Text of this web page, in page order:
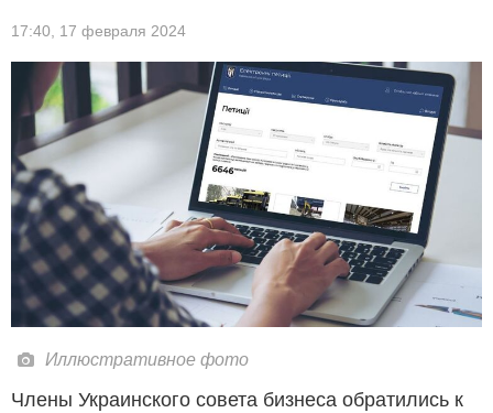
17:40, 17 февраля 2024
Иллюстративное фото
Члены Украинского совета бизнеса обратились к